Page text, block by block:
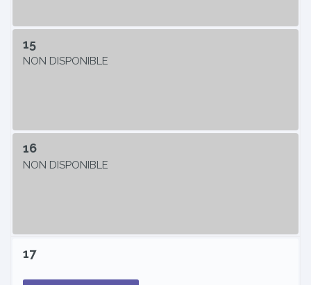
15
NON DISPONIBLE
16
NON DISPONIBLE
17